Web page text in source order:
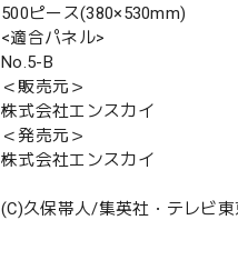
500ピース(380×530mm)
<適合パネル>
No.5-B
＜販売元＞
株式会社エンスカイ
＜発売元＞
株式会社エンスカイ
(C)久保帯人/集英社・テレビ